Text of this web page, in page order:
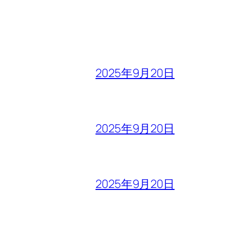
2025年9月20日
2025年9月20日
2025年9月20日